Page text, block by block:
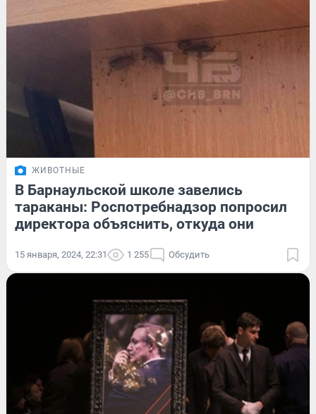
ЖИВОТНЫЕ
В Барнаульской школе завелись
тараканы: Роспотребнадзор попросил
директора объяснить, откуда они
15 января, 2024, 22:31 1 255 Обсудить